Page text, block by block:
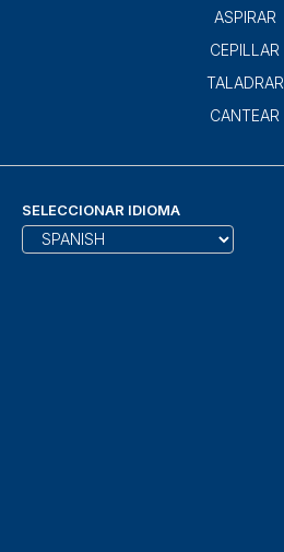
ASPIRAR
CEPILLAR
TALADRAR
CANTEAR
SELECCIONAR IDIOMA